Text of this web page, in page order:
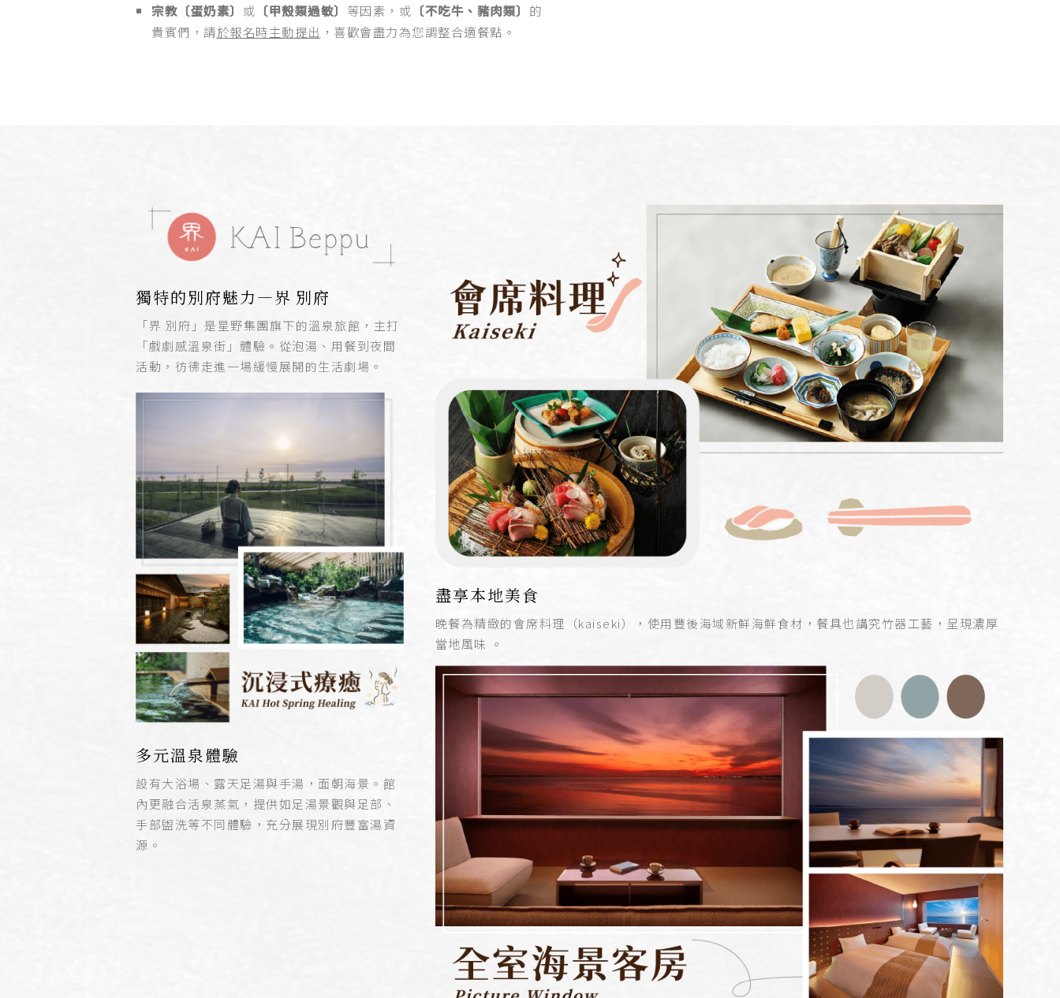
宗教〔蛋奶素〕 或 〔甲殼類過敏〕 等因素，或 〔不吃牛、豬肉類〕 的
貴賓們，請於報名時主動提出 ，喜歡會盡力為您調整合適餐點。
獨特的別府魅力—界 別府
「界 別府」是星野集團旗下的溫泉旅館，主打
「戲劇感溫泉街」體驗。從泡湯、用餐到夜間
活動，彷彿走進一場緩慢展開的生活劇場。
多元溫泉體驗
設有大浴場、露天足湯與手湯，面朝海景。館
內更融合活泉蒸氣，提供如足湯景觀與足部、
手部盥洗等不同體驗，充分展現別府豐富湯資
源 。
盡享本地美食
晚餐為精緻的會席料理（kaiseki），使用豐後海域新鮮海鮮食材，餐具也講究竹器工藝，呈現濃厚
當地風味 。